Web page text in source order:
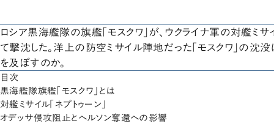
ロシア黒海艦隊の旗艦「モスクワ」が、ウクライナ軍の対艦ミサ
て撃沈した。洋上の防空ミサイル陣地だった「モスクワ」の沈
を及ぼすのか。
目次
黒海艦隊旗艦「モスクワ」とは
対艦ミサイル「ネプトゥーン」
オデッサ侵攻阻止とへルソン奪還への影響